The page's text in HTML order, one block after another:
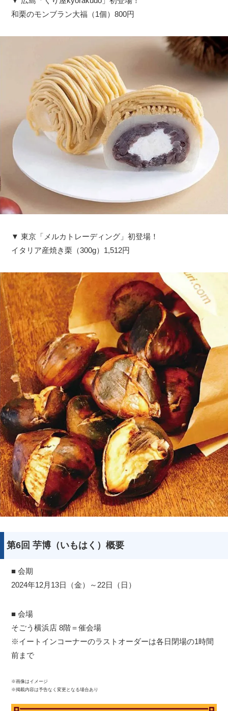
和栗のモンブラン大福（1個）800円
▼ 東京「メルカトレーディング」初登場！
イタリア産焼き栗（300g）1,512円
第6回 芋博（いもはく）概要
■ 会期
2024年12月13日（金）～22日（日）
■ 会場
そごう横浜店 8階＝催会場
※イートインコーナーのラストオーダーは各日閉場の1時間
前まで
※画像はイメージ
※掲載内容は予告なく変更となる場合あり
観光ガイド
ランキング
ブログ記事
サイトについて